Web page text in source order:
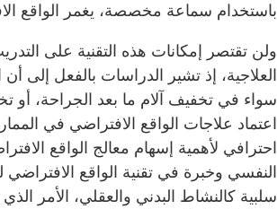
باستخدام سماعة مخصصة، يغمر الواقع
ولن تقتصر إمكانات هذه التقنية على
العلاجية، إذ تشير الدراسات بالفعل إلى
سواء في تخفيف آلام ما بعد الجراحة، أو
اعتماد علاجات الواقع الافتراضي في
احترافي لأهمية إسهام معالج الواقع
النفسي وخبرة في تقنية الواقع الافتراضي
سلبية كالنشاط البدني والعقلي، الأمر